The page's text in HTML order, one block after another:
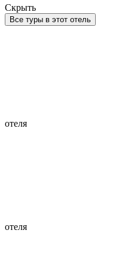
Скрыть
Все туры в этот отель
отеля
отеля